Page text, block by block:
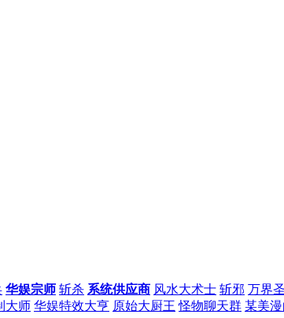
华娱宗师 斩杀 系统供应商 风水大术士 斩邪 万界
大师 华娱特效大亨 原始大厨王 怪物聊天群 某美